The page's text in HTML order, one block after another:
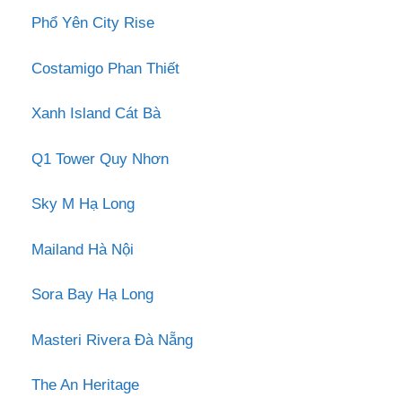
Phổ Yên City Rise
Costamigo Phan Thiết
Xanh Island Cát Bà
Q1 Tower Quy Nhơn
Sky M Hạ Long
Mailand Hà Nội
Sora Bay Hạ Long
Masteri Rivera Đà Nẵng
The An Heritage